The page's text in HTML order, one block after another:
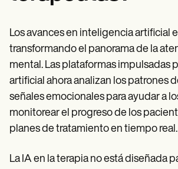
Training Hub
Webinars
Switch to Carepatron
Become a Partner
Pricing
Why Carepatron?
Get started
Los avances en inteligencia artificial
transformando el panorama de la
mental. Las plataformas impulsadas
artificial ahora analizan los patrones
señales emocionales para ayudar a
monitorear el progreso de los
planes de tratamiento en tiempo real.
La IA en la terapia no está diseñada